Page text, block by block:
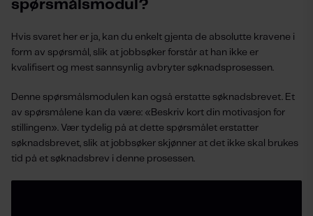
spørsmålsmodul?
Hvis svaret her er ja, kan du enkelt gjenta de absolutte kravene i
form av spørsmål, slik at jobbsøker forstår at han ikke er
kvalifisert og mest sannsynlig avbryter søknadsprosessen.
Denne spørsmålsmodulen kan også erstatte søknadsbrevet. Et
av spørsmålene kan da være: «Beskriv kort din motivasjon for
stillingen». Vær tydelig på at dette spørsmålet erstatter
søknadsbrevet, slik at jobbsøker skjønner at det ikke skal brukes
tid på et søknadsbrev i denne prosessen.